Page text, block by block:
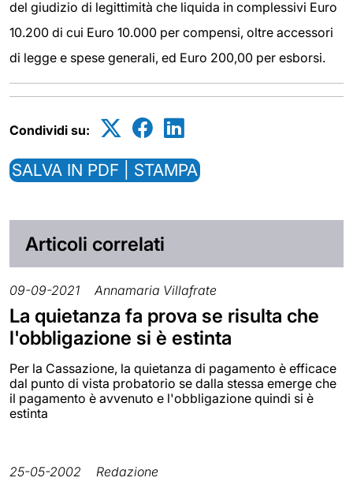
del giudizio di legittimità che liquida in complessivi Euro
10.200 di cui Euro 10.000 per compensi, oltre accessori
di legge e spese generali, ed Euro 200,00 per esborsi.
Condividi su:
SALVA IN PDF | STAMPA
Articoli correlati
09-09-2021 Annamaria Villafrate
La quietanza fa prova se risulta che
l'obbligazione si è estinta
Per la Cassazione, la quietanza di pagamento è efficace
dal punto di vista probatorio se dalla stessa emerge che
il pagamento è avvenuto e l'obbligazione quindi si è
estinta
25-05-2002 Redazione